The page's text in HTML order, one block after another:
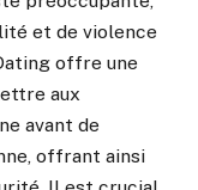
et de violence
offre une
aux
avant de
offrant ainsi